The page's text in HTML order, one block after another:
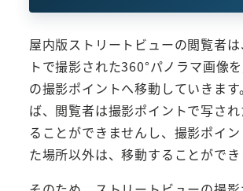
屋内版ストリートビューの閲覧者
トで撮影された360°パノラマ画像
の撮影ポイントへ移動していきま
ば、閲覧者は撮影ポイントで写さ
ることができませんし、撮影ポイ
た場所以外は、移動することができ